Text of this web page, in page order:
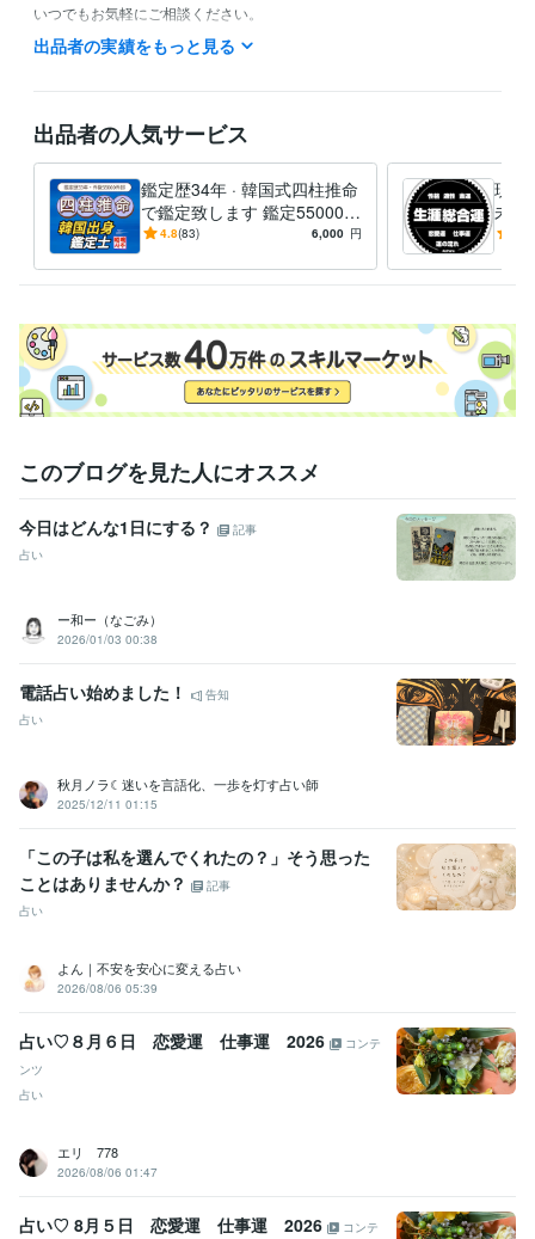
いつでもお気軽にご相談ください。
得意分野
術で綜合鑑定致します。
出品者の実績をもっと見る
出品者の人気サービス
鑑定歴34年 · 韓国式四柱推命
で鑑定致します 鑑定55000件
超・長年蓄積されたノウハウ
4.8(83) 6,000 円
現在
未来
定歴
このブログを見た人にオススメ
今日はどんな1日にする？
記事
占い
ー和ー（なごみ）
2026/01/03 00:38
電話占い始めました！
告知
占い
秋月ノラ☾迷いを言語化、一歩を灯す占い師
2025/12/11 01:15
「この子は私を選んでくれたの？」そう思った
ことはありませんか？
記事
占い
よん｜不安を安心に変える占い
2026/08/06 05:39
占い♡８月６日 恋愛運 仕事運 2026
コンテ
ンツ
占い
エリ 778
2026/08/06 01:47
占い♡ 8月５日 恋愛運 仕事運 2026
コンテ